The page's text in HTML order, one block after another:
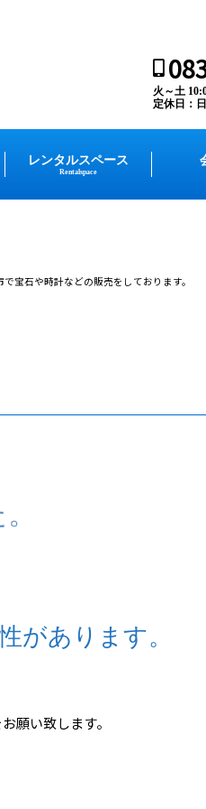
火～土
定休日：
レンタルスペース
Rentalspace
宝石や時計などの販売をしております。
があります。
願い致します。